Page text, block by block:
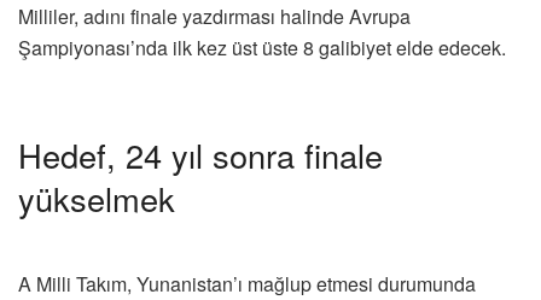
Milliler, adını finale yazdırması halinde Avrupa
Şampiyonası’nda ilk kez üst üste 8 galibiyet elde edecek.
Hedef, 24 yıl sonra finale
yükselmek
A Milli Takım, Yunanistan’ı mağlup etmesi durumunda